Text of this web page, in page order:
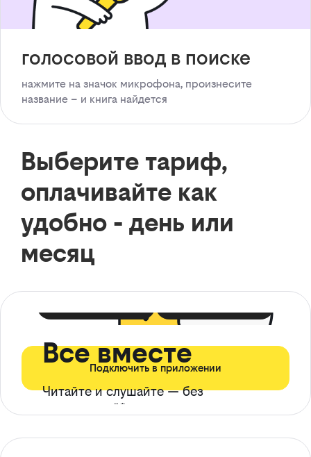
голосовой ввод в поиске
нажмите на значок микрофона, произнесите
название – и книга найдется
Выберите тариф,
оплачивайте как
удобно - день или
месяц
Все вместе
Читайте и слушайте — без
ограничений*
Подключить в приложении